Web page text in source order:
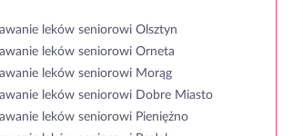
leków seniorowi Olsztyn
leków seniorowi Orneta
leków seniorowi Morąg
leków seniorowi Dobre Miasto
leków seniorowi Pieniężno